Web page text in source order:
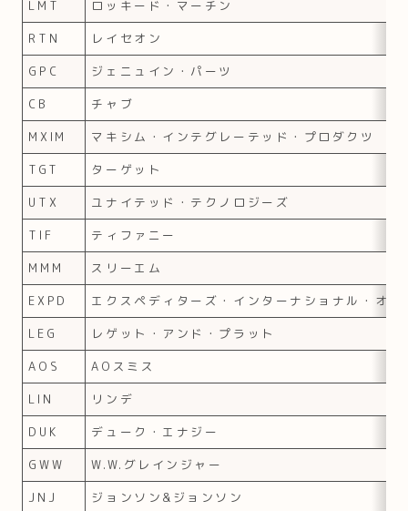
LMT
ロッキード・マーチン
RTN
レイセオン
GPC
ジェニュイン・パーツ
CB
チャブ
MXIM
マキシム・インテグレーテッド・プロダクツ
TGT
ターゲット
UTX
ユナイテッド・テクノロジーズ
TIF
ティファニー
MMM
スリーエム
EXPD
エクスペディターズ・インターナショナル・オブ
LEG
レゲット・アンド・プラット
AOS
AOスミス
LIN
リンデ
DUK
デューク・エナジー
GWW
W.W.グレインジャー
JNJ
ジョンソン&ジョンソン